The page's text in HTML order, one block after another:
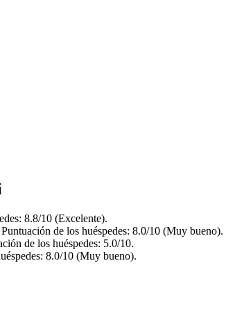
8.8/10 (Excelente).
de los huéspedes: 8.0/10 (Muy bueno).
de los huéspedes: 5.0/10.
8.0/10 (Muy bueno).